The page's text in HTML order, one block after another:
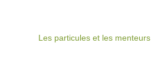
Les particules et les menteurs